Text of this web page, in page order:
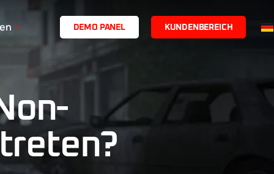
D E M O PAN EL KU N D EN BE R EI C H